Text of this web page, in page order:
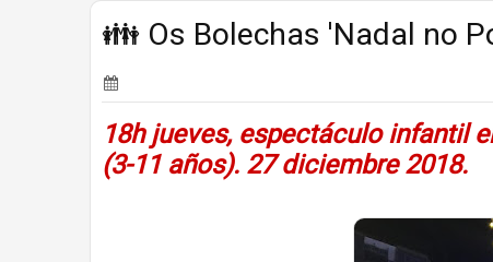
👪 Os Bolechas 'Nadal no
18h jueves, espectáculo infantil
(3-11 años). 27 diciembre 2018.